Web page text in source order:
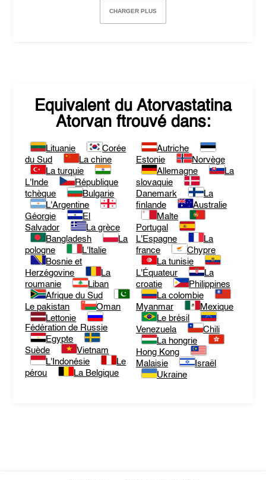
CHARGER PLUS
Equivalent du Atorvastatina
Atorvanftrouvé dans:
Lituanie
Corée
du Sud
La chine
La turquie
L'Inde
République
tchèque
Bulgarie
L'Argentine
Géorgie
El
Salvador
La grèce
Bangladesh
La
pologne
L'Italie
Bosnie et
Herzégovine
La
roumanie
Liban
Afrique du Sud
Le pakistan
Oman
Lettonie
Fédération de Russie
Egypte
Suède
Vietnam
L'Indonésie
Le
pérou
La Belgique
Autriche
Estonie
Norvège
Allemagne
La
slovaquie
Danemark
La
finlande
Australie
Malte
Portugal
L'Espagne
La
france
Chypre
La tunisie
L'Équateur
La
croatie
Philippines
La colombie
Myanmar
Mexique
Le brésil
Venezuela
Chili
La hongrie
Hong Kong
Malaisie
Israël
Ukraine